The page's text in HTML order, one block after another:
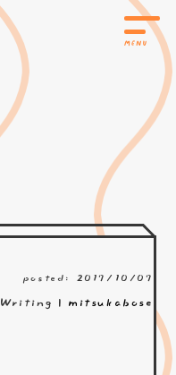
posted: 2017/10/07
Writing | mitsukabose